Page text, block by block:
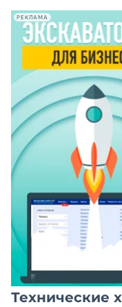
РЕКЛАМА
Технические